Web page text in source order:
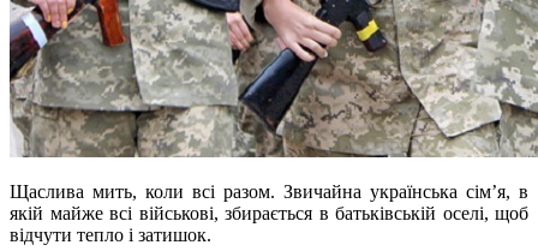
Щаслива мить, коли всі разом. Звичайна українська сім’я, в
якій майже всі військові, збирається в батьківській оселі, щоб
відчути тепло і затишок.